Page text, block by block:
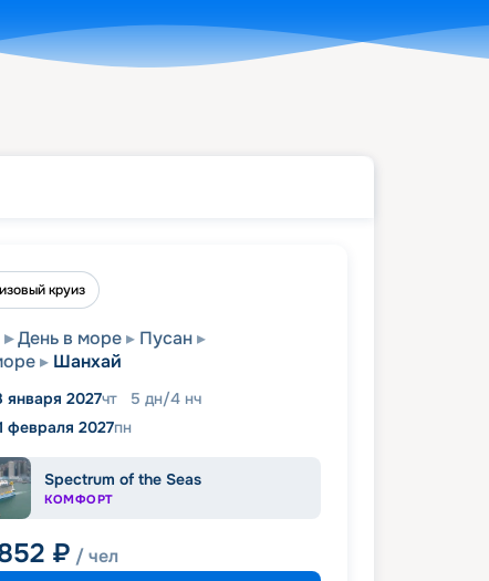
круиз
День в море
Пусан
Шанхай
января 2027чт 5 дн/4 нч
февраля 2027пн
Spectrum of the Seas
КОМФОРТ
₽ / чел